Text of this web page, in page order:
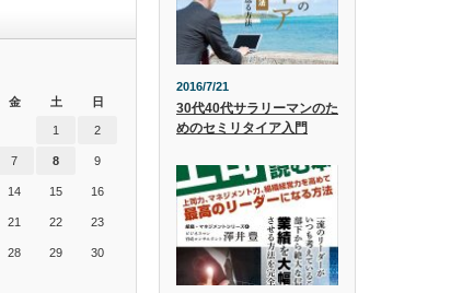
金 土 日
1 2
7 8 9
14 15 16
21 22 23
28 29 30
2016/7/21
30代40代サラリーマンのた
めのセミリタイア入門